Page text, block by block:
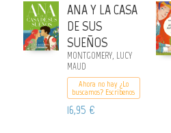
ANA Y LA CASA
DE SUS
SUEÑOS
MONTGOMERY, LUCY
MAUD
Ahora no hay ¿Lo
buscamos? Escribenos
16,95 €